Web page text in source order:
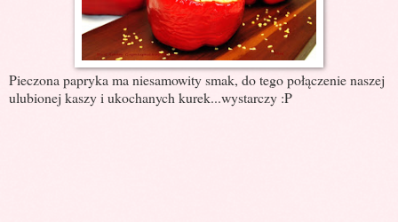
Pieczona papryka ma niesamowity smak, do tego połączenie naszej
ulubionej kaszy i ukochanych kurek...wystarczy :P